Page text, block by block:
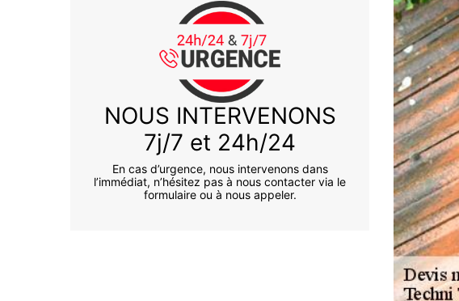
NOUS INTERVENONS
7j/7 et 24h/24
En cas d’urgence, nous intervenons dans
l’immédiat, n’hésitez pas à nous contacter via le
formulaire ou à nous appeler.